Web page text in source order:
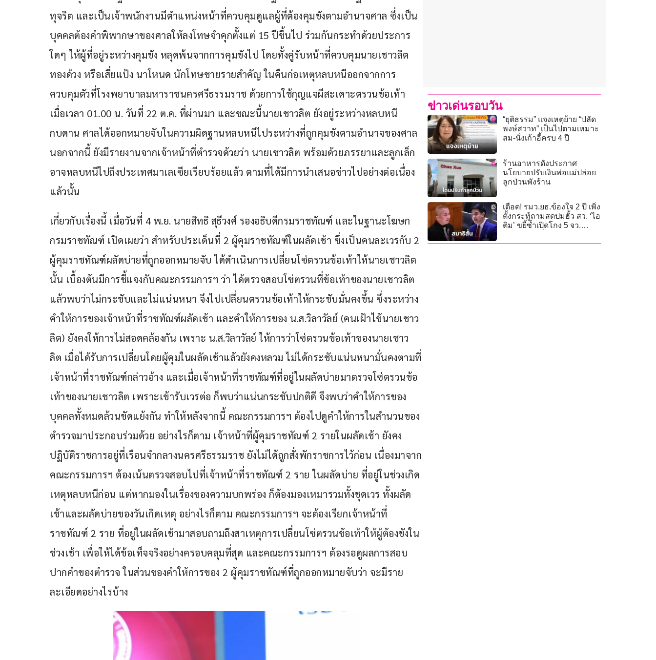
ทุจริต และเป็นเจ้าพนักงานมีตำแหน่งหน้าที่ควบคุมดูแลผู้ที่ต้องคุมขังตามอำนาจศาล ซึ่งเป็น
บุคคลต้องคำพิพากษาของศาลให้ลงโทษจำคุกตั้งแต่ 15 ปีขึ้นไป ร่วมกันกระทำด้วยประการ
ใดๆ ให้ผู้ที่อยู่ระหว่างคุมขัง หลุดพ้นจากการคุมขังไป โดยทั้งคู่รับหน้าที่ควบคุมนายเชาวลิต
ทองด้วง หรือเสี่ยแป้ง นาโหนด นักโทษชายรายสำคัญ ในคืนก่อเหตุหลบหนีออกจากการ
ควบคุมตัวที่โรงพยาบาลมหาราชนครศรีธรรมราช ด้วยการใช้กุญแจผีสะเดาะตรวนข้อเท้า
เมื่อเวลา 01.00 น. วันที่ 22 ต.ค. ที่ผ่านมา และขณะนี้นายเชาวลิต ยังอยู่ระหว่างหลบหนี
กบดาน ศาลได้ออกหมายจับในความผิดฐานหลบหนีไประหว่างที่ถูกคุมขังตามอำนาจของศาล
นอกจากนี้ ยังมีรายงานจากเจ้าหน้าที่ตำรวจด้วยว่า นายเชาวลิต พร้อมด้วยภรรยาและลูกเล็ก
อาจหลบหนีไปถึงประเทศมาเลเซียเรียบร้อยแล้ว ตามที่ได้มีการนำเสนอข่าวไปอย่างต่อเนื่อง
แล้วนั้น
เกี่ยวกับเรื่องนี้ เมื่อวันที่ 4 พ.ย. นายสิทธิ สุธีวงศ์ รองอธิบดีกรมราชทัณฑ์ และในฐานะโฆษก
กรมราชทัณฑ์ เปิดเผยว่า สำหรับประเด็นที่ 2 ผู้คุมราชทัณฑ์ในผลัดเช้า ซึ่งเป็นคนละเวรกับ 2
ผู้คุมราชทัณฑ์ผลัดบ่ายที่ถูกออกหมายจับ ได้ดำเนินการเปลี่ยนโซ่ตรวนข้อเท้าให้นายเชาวลิต
นั้น เบื้องต้นมีการชี้แจงกับคณะกรรมการฯ ว่า ได้ตรวจสอบโซ่ตรวนที่ข้อเท้าของนายเชาวลิต
แล้วพบว่าไม่กระชับและไม่แน่นหนา จึงไปเปลี่ยนตรวนข้อเท้าให้กระชับมั่นคงขึ้น ซึ่งระหว่าง
คำให้การของเจ้าหน้าที่ราชทัณฑ์ผลัดเช้า และคำให้การของ น.ส.วิลาวัลย์ (คนเฝ้าไข้นายเชาว
ลิต) ยังคงให้การไม่สอดคล้องกัน เพราะ น.ส.วิลาวัลย์ ให้การว่าโซ่ตรวนข้อเท้าของนายเชาว
ลิต เมื่อได้รับการเปลี่ยนโดยผู้คุมในผลัดเช้าแล้วยังคงหลวม ไม่ได้กระชับแน่นหนามั่นคงตามที่
เจ้าหน้าที่ราชทัณฑ์กล่าวอ้าง และเมื่อเจ้าหน้าที่ราชทัณฑ์ที่อยู่ในผลัดบ่ายมาตรวจโซ่ตรวนข้อ
เท้าของนายเชาวลิต เพราะเข้ารับเวรต่อ ก็พบว่าแน่นกระชับปกติดี จึงพบว่าคำให้การของ
บุคคลทั้งหมดล้วนขัดแย้งกัน ทำให้หลังจากนี้ คณะกรรมการฯ ต้องไปดูคำให้การในสำนวนของ
ตำรวจมาประกอบร่วมด้วย อย่างไรก็ตาม เจ้าหน้าที่ผู้คุมราชทัณฑ์ 2 รายในผลัดเช้า ยังคง
ปฏิบัติราชการอยู่ที่เรือนจำกลางนครศรีธรรมราช ยังไม่ได้ถูกสั่งพักราชการไว้ก่อน เนื่องมาจาก
คณะกรรมการฯ ต้องเน้นตรวจสอบไปที่เจ้าหน้าที่ราชทัณฑ์ 2 ราย ในผลัดบ่าย ที่อยู่ในช่วงเกิด
เหตุหลบหนีก่อน แต่หากมองในเรื่องของความบกพร่อง ก็ต้องมองเหมารวมทั้งชุดเวร ทั้งผลัด
เช้าและผลัดบ่ายของวันเกิดเหตุ อย่างไรก็ตาม คณะกรรมการฯ จะต้องเรียกเจ้าหน้าที่
ราชทัณฑ์ 2 ราย ที่อยู่ในผลัดเช้ามาสอบถามถึงสาเหตุการเปลี่ยนโซ่ตรวนข้อเท้าให้ผู้ต้องขังใน
ช่วงเช้า เพื่อให้ได้ข้อเท็จจริงอย่างครอบคลุมที่สุด และคณะกรรมการฯ ต้องรอดูผลการสอบ
ปากคำของตำรวจ ในส่วนของคำให้การของ 2 ผู้คุมราชทัณฑ์ที่ถูกออกหมายจับว่า จะมีราย
ละเอียดอย่างไรบ้าง
ข่าวเด่นรอบวัน
“ยุติธรรม” แจงเหตุย้าย “ปลัด
พงษ์สวาท” เป็นไปตามเหมาะ
สม-นั่งเก้าอี้ครบ 4 ปี
ร้านอาหารดังประกาศ
นโยบายปรับเงินพ่อแม่ปล่อย
ลูกป่วนพังร้าน
เดือด! รมว.ยธ.ข้องใจ 2 ปี เพิ่ง
ตั้งกระทู้ถามสดปมฮั้ว สว. ‘ไอ
ติม’ ขยี้ซ้ำเปิดโกง 5 จว.